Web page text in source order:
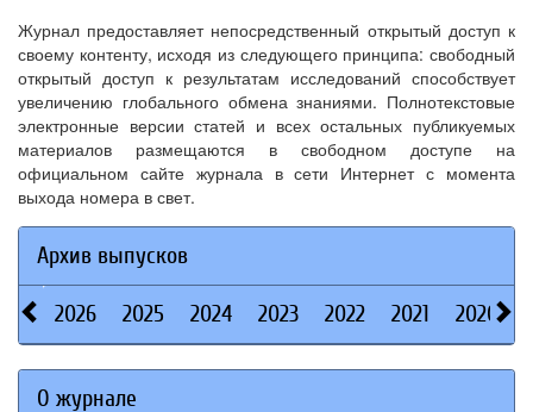
Журнал предоставляет непосредственный открытый доступ к
своему контенту, исходя из следующего принципа: свободный
открытый доступ к результатам исследований способствует
увеличению глобального обмена знаниями. Полнотекстовые
электронные версии статей и всех остальных публикуемых
материалов размещаются в свободном доступе на
официальном сайте журнала в сети Интернет с момента
выхода номера в свет.
Архив выпусков
2026 2025 2024 2023 2022 2021 2020
О журнале